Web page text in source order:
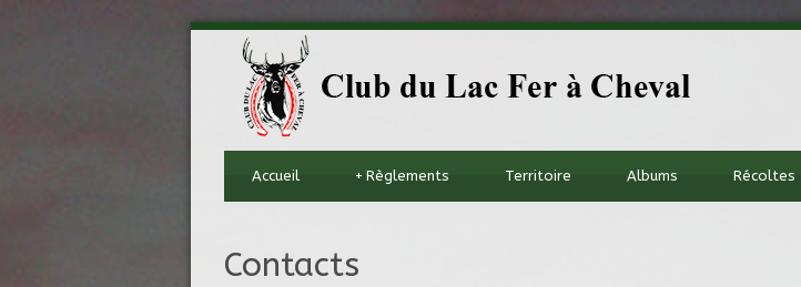
Accueil Règlements
+ Territoire Albums Récoltes
Contacts